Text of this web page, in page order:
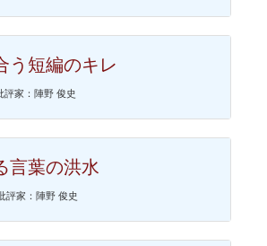
う短編のキレ
家：陣野 俊史
言葉の洪水
家：陣野 俊史